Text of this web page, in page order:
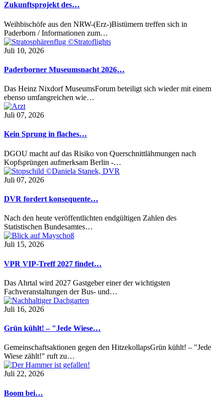
Zukunftsprojekt des…
Weihbischöfe aus den NRW-(Erz-)Bistümern treffen sich in
Paderborn / Informationen zum…
Juli 10, 2026
Paderborner Museumsnacht 2026…
Das Heinz Nixdorf MuseumsForum beteiligt sich wieder mit einem
ebenso umfangreichen wie…
Juli 07, 2026
Kein Sprung in flaches…
DGOU macht auf das Risiko von Querschnittlähmungen nach
Kopfsprüngen aufmerksam Berlin -…
Juli 07, 2026
DVR fordert konsequente…
Nach den heute veröffentlichten endgültigen Zahlen des
Statistischen Bundesamtes…
Juli 15, 2026
VPR VIP-Treff 2027 findet…
Das Ahrtal wird 2027 Gastgeber einer der wichtigsten
Fachveranstaltungen der Bus- und…
Juli 16, 2026
Grün kühlt! – "Jede Wiese…
Gemeinschaftsaktionen gegen den HitzekollapsGrün kühlt! – "Jede
Wiese zählt!" ruft zu…
Juli 22, 2026
Boom bei…